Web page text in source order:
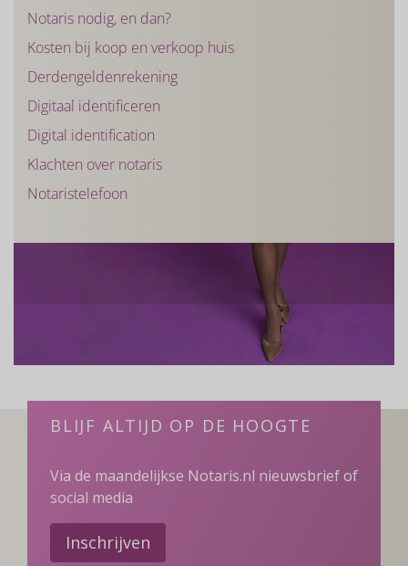
Notaris nodig, en dan?
Kosten bij koop en verkoop huis
Derdengeldenrekening
Digitaal identificeren
Digital identification
Klachten over notaris
Notaristelefoon
BLIJF ALTIJD OP DE HOOGTE
Via de maandelijkse Notaris.nl nieuwsbrief of
social media
Inschrijven